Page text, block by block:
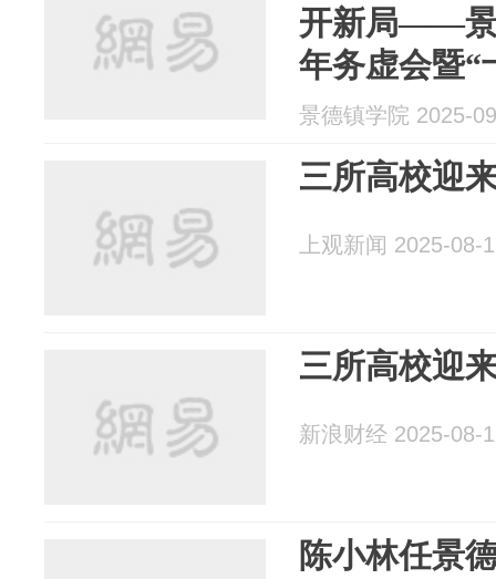
开新局——景
年务虚会暨“
讨会
景德镇学院 2025-
三所高校迎
上观新闻 2025-08-
三所高校迎
新浪财经 2025-08-
陈小林任景